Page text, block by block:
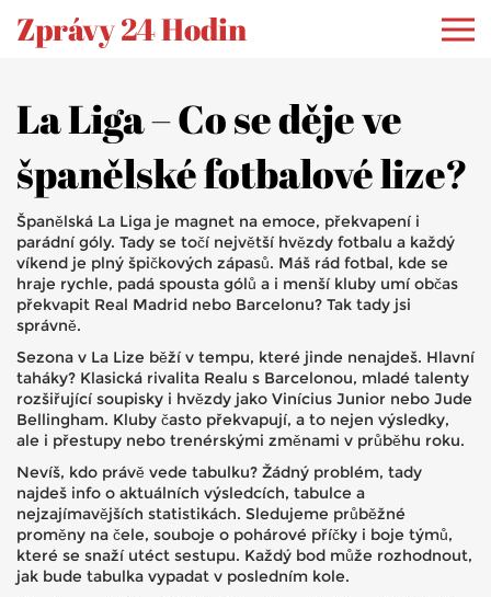
Zprávy 24 Hodin
La Liga – Co se děje ve
španělské fotbalové lize?
Španělská La Liga je magnet na emoce, překvapení i
parádní góly. Tady se točí největší hvězdy fotbalu a každý
víkend je plný špičkových zápasů. Máš rád fotbal, kde se
hraje rychle, padá spousta gólů a i menší kluby umí občas
překvapit Real Madrid nebo Barcelonu? Tak tady jsi
správně.
Sezona v La Lize běží v tempu, které jinde nenajdeš. Hlavní
taháky? Klasická rivalita Realu s Barcelonou, mladé talenty
rozšiřující soupisky i hvězdy jako Vinícius Junior nebo Jude
Bellingham. Kluby často překvapují, a to nejen výsledky,
ale i přestupy nebo trenérskými změnami v průběhu roku.
Nevíš, kdo právě vede tabulku? Žádný problém, tady
najdeš info o aktuálních výsledcích, tabulce a
nejzajímavějších statistikách. Sledujeme průběžné
proměny na čele, souboje o pohárové příčky i boje týmů,
které se snaží utéct sestupu. Každý bod může rozhodnout,
jak bude tabulka vypadat v posledním kole.